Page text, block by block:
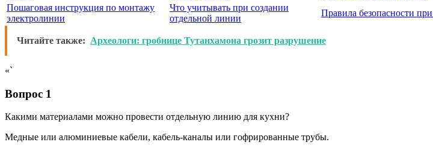
Пошаговая инструкция по монтажу
электролинии
Что учитывать при создании
отдельной линии
Правила безопасности
Читайте также: Археологи: гробнице Тутанхамона грозит разрушение
«`
Вопрос 1
Какими материалами можно провести отдельную линию для кухни?
Медные или алюминиевые кабели, кабель-каналы или гофрированные трубы.